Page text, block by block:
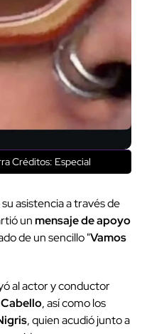
Créditos: Especial
asistencia a través de
unmensaje de apoyo
de un sencillo "Vamos
al actor y conductor
, así como los
, quien acudió junto a